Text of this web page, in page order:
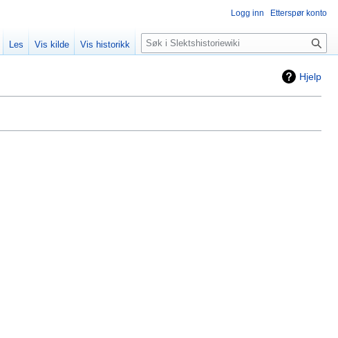
Hjelp
Logg inn Etterspør konto
Les Vis kilde Vis historikk
Søk